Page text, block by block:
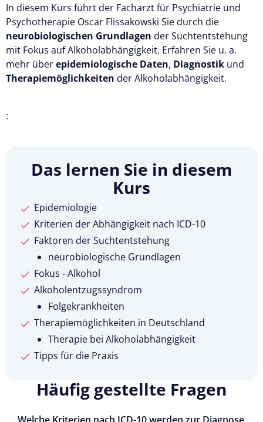
In diesem Kurs führt der Facharzt für Psychiatrie und
Psychotherapie Oscar Flissakowski Sie durch die
neurobiologischen Grundlagen der Suchtentstehung
mit Fokus auf Alkoholabhängigkeit. Erfahren Sie u. a.
mehr überepidemiologische Daten, Diagnostik und
Therapiemöglichkeiten der Alkoholabhängigkeit.
:
Das lernen Sie in diesem
Kurs
Epidemiologie
Kriterien der Abhängigkeit nach ICD-10
Faktoren der Suchtentstehung
neurobiologische Grundlagen
Fokus - Alkohol
Alkoholentzugssyndrom
Folgekrankheiten
Therapiemöglichkeiten in Deutschland
Therapie bei Alkoholabhängigkeit
Tipps für die Praxis
Häufig gestellte Fragen